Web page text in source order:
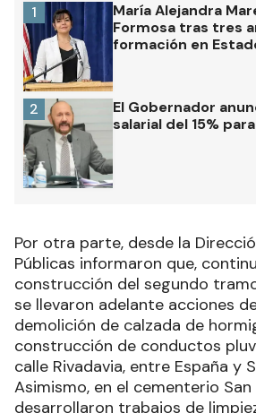
María Alejandra
Formosa tras tres
formación en
1
El Gobernador
salarial del 15%
2
Por otra parte, desde la
Públicas informaron que,
construcción del segundo
se llevaron adelante acciones
demolición de calzada de
construcción de conductos
calle Rivadavia, entre España y
Asimismo, en el cementerio
desarrollaron trabajos de